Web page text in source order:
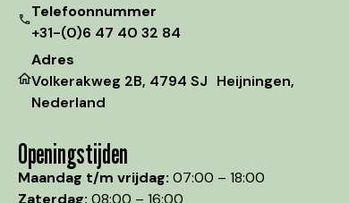
Telefoonnummer
+31-(0)6 47 40 32 84
Adres
Volkerakweg 2B, 4794 SJ Heijningen,
Nederland
Openingstijden
Maandag t/m vrijdag: 07:00 – 18:00
Zaterdag: 08:00 – 16:00